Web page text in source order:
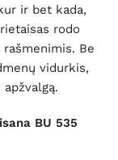
ir bet kada,
rodo
Be
vidurkis,
BU 535